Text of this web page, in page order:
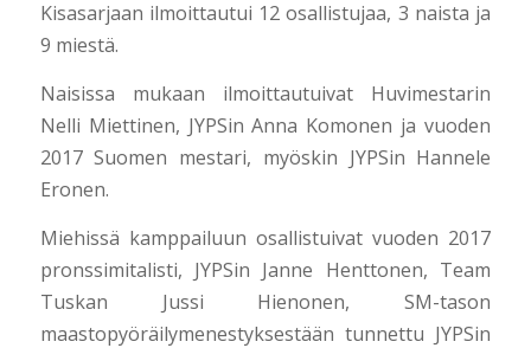
Kisasarjaan ilmoittautui 12 osallistujaa, 3 naista ja
9 miestä.
Naisissa mukaan ilmoittautuivat Huvimestarin
Nelli Miettinen, JYPSin Anna Komonen ja vuoden
2017 Suomen mestari, myöskin JYPSin Hannele
Eronen.
Miehissä kamppailuun osallistuivat vuoden 2017
pronssimitalisti, JYPSin Janne Henttonen, Team
Tuskan Jussi Hienonen, SM-tason
maastopyöräilymenestyksestään tunnettu JYPSin